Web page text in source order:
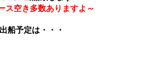
ス空き多数ありますよ～
船予定は・・・